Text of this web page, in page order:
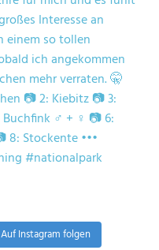
Auf Instagram folgen